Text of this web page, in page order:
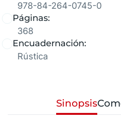
978-84-264-0745-0
Páginas:
368
Encuadernación:
Rústica
Sinopsis